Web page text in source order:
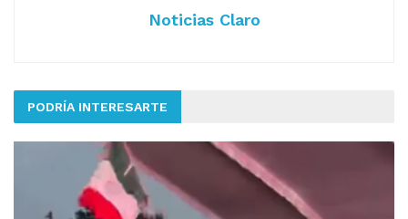
Noticias Claro
PODRÍA INTERESARTE